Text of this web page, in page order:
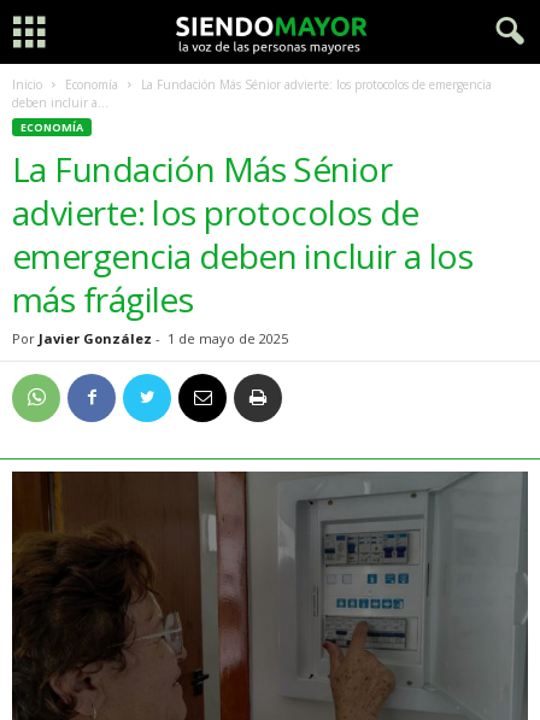
Inicio Economía
La Fundación Más Sénior advierte: los protocolos de emergencia
deben incluir a...
ECONOMÍA
La Fundación Más Sénior
advierte: los protocolos de
emergencia deben incluir a los
más frágiles
Por Javier González - 1 de mayo de 2025